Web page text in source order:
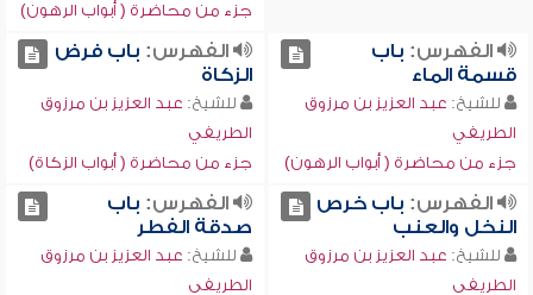
جزء من محاضرة ( أبواب الرهون)
الفهرس: باب
قسمة الماء
للشيخ: عبد العزيز بن مرزوق
الطريفي
جزء من محاضرة ( أبواب الرهون)
الفهرس: باب فرض
الزكاة
للشيخ: عبد العزيز بن مرزوق
الطريفي
جزء من محاضرة ( أبواب الزكاة)
الفهرس: باب خرص
النخل والعنب
للشيخ: عبد العزيز بن مرزوق
الطريفي
الفهرس: باب
صدقة الفطر
للشيخ: عبد العزيز بن مرزوق
الطريفي